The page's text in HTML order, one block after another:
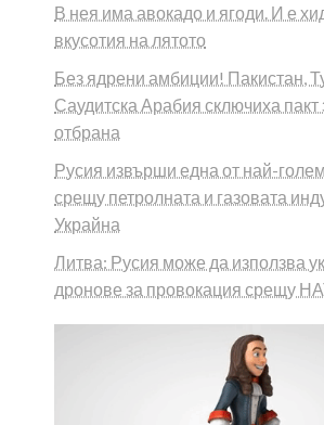
В нея има авокадо и ягоди. И е
вкусотия на лятото
Без ядрени амбиции! Пакистан,
Саудитска Арабия сключиха пакт
отбрана
Русия извърши една от най-
срещу петролната и газовата
Украйна
Литва: Русия може да използва
дронове за провокация срещу